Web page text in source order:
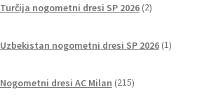
Turčija nogometni dresi SP 2026 2izdelka
Uzbekistan nogometni dresi SP 2026 1izdelek
Nogometni dresi AC Milan 215izdelkov